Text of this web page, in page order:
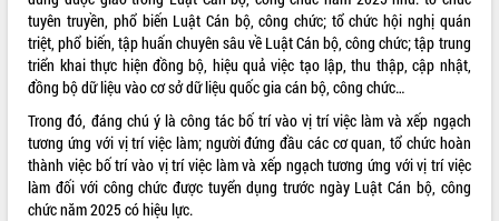
THÔNG TIN CHỈ ĐẠO ĐIỀU HÀNH
HỆ THỐNG VĂN BẢN
VĂN BẢN HĐND TỈNH
ĐIỂM TIN VĂN BẢN
QUY HOẠCH - KẾ HOẠCH
tuyên truyền, phổ biến Luật Cán bộ, công chức; tổ chức hội nghị quán
triệt, phổ biến, tập huấn chuyên sâu về Luật Cán bộ, công chức; tập trung
triển khai thực hiện đồng bộ, hiệu quả việc tạo lập, thu thập, cập nhật,
đồng bộ dữ liệu vào cơ sở dữ liệu quốc gia cán bộ, công chức…
Trong đó, đáng chú ý là công tác bố trí vào vị trí việc làm và xếp ngạch
tương ứng với vị trí việc làm; người đứng đầu các cơ quan, tổ chức hoàn
thành việc bố trí vào vị trí việc làm và xếp ngạch tương ứng với vị trí việc
làm đối với công chức được tuyển dụng trước ngày Luật Cán bộ, công
chức năm 2025 có hiệu lực.